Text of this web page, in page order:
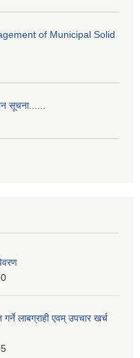
of Municipal Solid
सूचना......
लाबग्राही एवम् उपचार खर्च